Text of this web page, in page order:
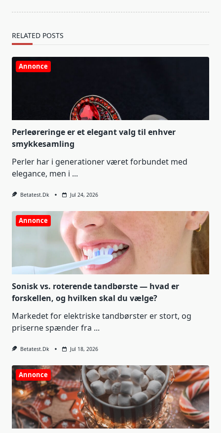
RELATED POSTS
Annonce
Perleøreringe er et elegant valg til enhver
smykkesamling
Perler har i generationer været forbundet med
elegance, men i ...
Betatest.dk Jul 24, 2026
Annonce
Sonisk vs. roterende tandbørste — hvad er
forskellen, og hvilken skal du vælge?
Markedet for elektriske tandbørster er stort, og
priserne spænder fra ...
Betatest.dk Jul 18, 2026
Annonce